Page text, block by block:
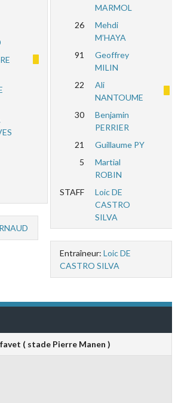
MARMOL
26
Mehdi
M’HAYA
91
Geoffrey
MILIN
22
Ali
NANTOUME
30
Benjamin
PERRIER
21
Guillaume PY
5
Martial
ROBIN
STAFF
Loic DE
CASTRO
SILVA
Entraîneur: Loic DE
CASTRO SILVA
( stade Pierre Manen )